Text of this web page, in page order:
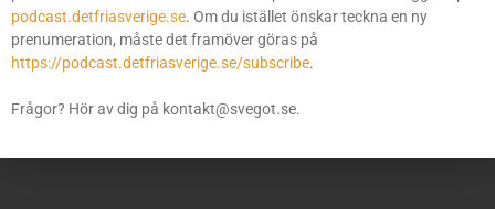
podcast.detfriasverige.se. Om du istället önskar teckna en ny
prenumeration, måste det framöver göras på
https://podcast.detfriasverige.se/subscribe.
Frågor? Hör av dig på kontakt@svegot.se.